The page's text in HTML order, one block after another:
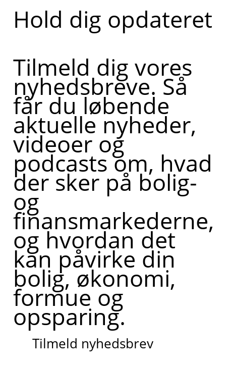
Hold dig opdateret
Tilmeld dig vores
nyhedsbreve. Så
får du løbende
aktuelle nyheder,
videoer og
podcasts om, hvad
der sker på bolig-
og
finansmarkederne,
og hvordan det
kan påvirke din
bolig, økonomi,
formue og
opsparing.
Tilmeld nyhedsbrev